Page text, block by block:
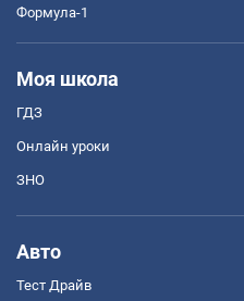
Формула-1
Моя школа
ГДЗ
Онлайн уроки
ЗНО
Авто
Тест Драйв